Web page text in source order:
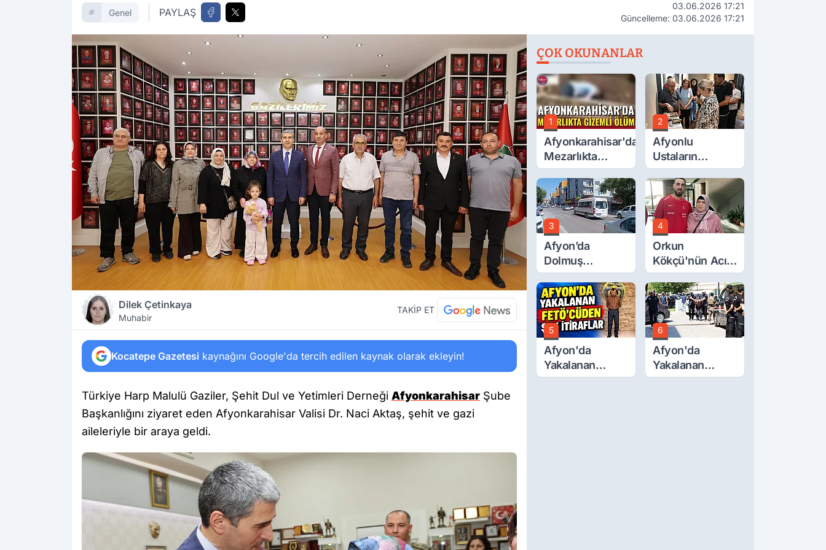
Genel PAYLAŞ
03.06.2026 17:21
Güncelleme: 03.06.2026 17:21
Dilek Çetinkaya
Muhabir
TAKİP ET
Kocatepe Gazetesi kaynağını Google'da tercih edilen kaynak olarak ekleyin!
Türkiye Harp Malulü Gaziler, Şehit Dul ve Yetimleri Derneği Afyonkarahisar Şube
Başkanlığını ziyaret eden Afyonkarahisar Valisi Dr. Naci Aktaş, şehit ve gazi
aileleriyle bir araya geldi.
ÇOK OKUNANLAR
1
Afyonkarahisar'da
Mezarlıkta
Gizemli Ölüm
2
Afyonlu
Ustaların
Eserleri
Görücüye Çıktı
3
Afyon’da
Dolmuş
Ücretlerine
Yüzde 40 Zam
Talebi
4
Orkun
Kökçü'nün Acı
Günü... Cenaze
Namazı
Emirdağ'da
5
Afyon'da
Yakalanan
FETÖ'Cüden
6
Afyon'da
Yakalanan
FETÖ'cü